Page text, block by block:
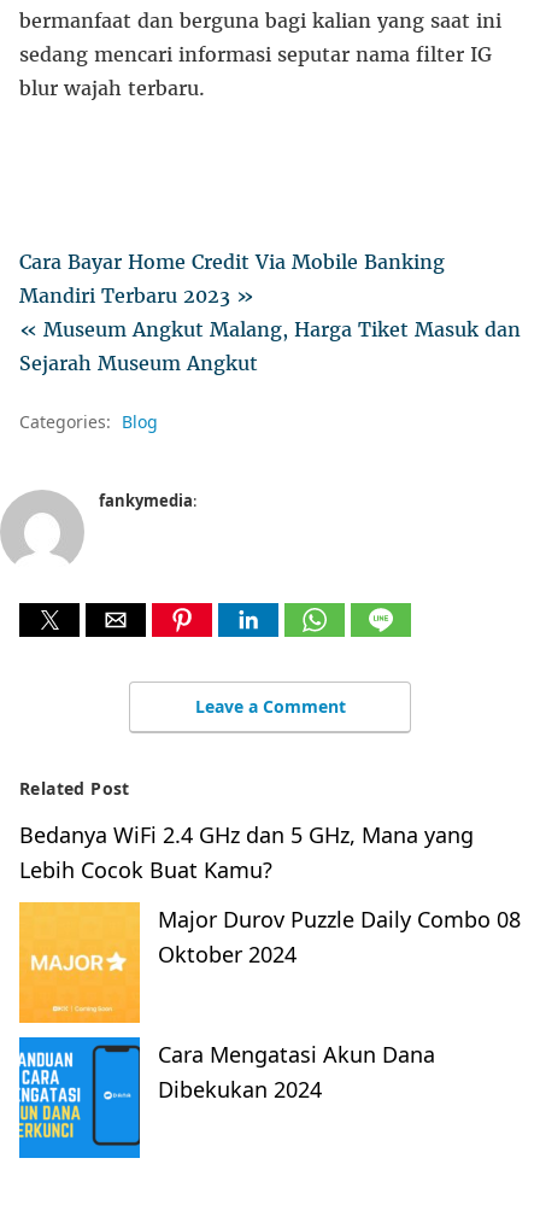
bermanfaat dan berguna bagi kalian yang saat ini
sedang mencari informasi seputar nama filter IG
blur wajah terbaru.
Cara Bayar Home Credit Via Mobile Banking
Mandiri Terbaru 2023 »
« Museum Angkut Malang, Harga Tiket Masuk dan
Sejarah Museum Angkut
Categories: Blog
fankymedia:
Leave a Comment
Related Post
Bedanya WiFi 2.4 GHz dan 5 GHz, Mana yang
Lebih Cocok Buat Kamu?
Major Durov Puzzle Daily Combo 08
Oktober 2024
Cara Mengatasi Akun Dana
Dibekukan 2024